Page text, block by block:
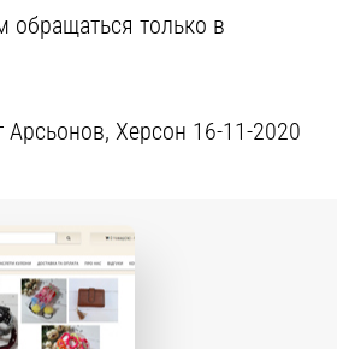
обращаться только в
Арсьонов, Херсон 16-11-2020